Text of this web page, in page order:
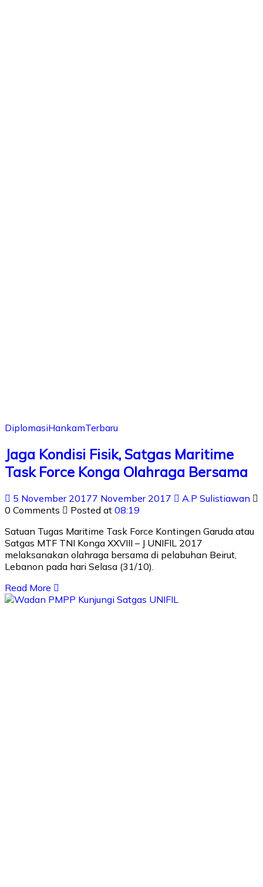
DiplomasiHankamTerbaru
Jaga Kondisi Fisik, Satgas Maritime
Task Force Konga Olahraga Bersama
5 November 20177 November 2017
A.P Sulistiawan
0 Comments
Posted at 08:19
Satuan Tugas Maritime Task Force Kontingen Garuda atau
Satgas MTF TNI Konga XXVIII – J UNIFIL 2017
melaksanakan olahraga bersama di pelabuhan Beirut,
Lebanon pada hari Selasa (31/10).
Read More